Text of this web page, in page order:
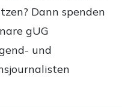
Dann spenden
gUG
und